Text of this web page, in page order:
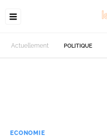
Actuellement POLITIQUE
ECONOMIE